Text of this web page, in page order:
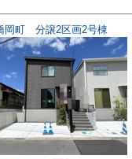
岡町 分譲2区画2号棟